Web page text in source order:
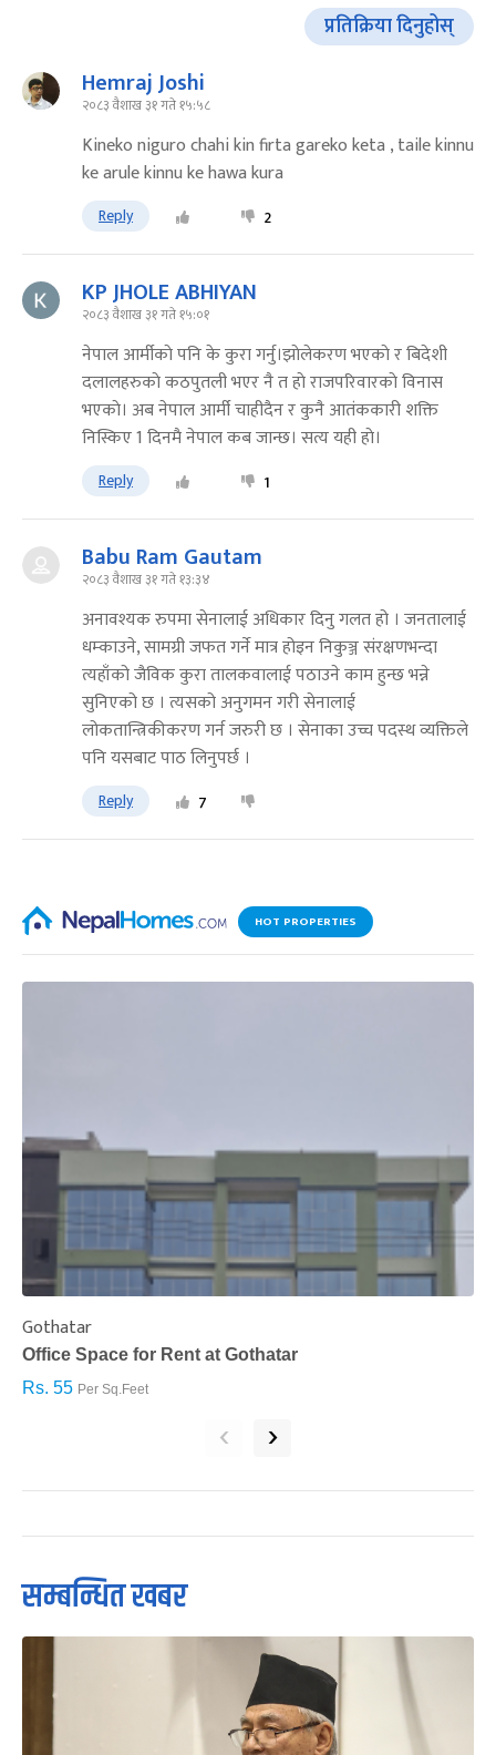
प्रतिक्रिया दिनुहोस्
Hemraj Joshi
२०८३ वैशाख ३१ गते १५:५८
Kineko niguro chahi kin firta gareko keta , taile kinnu
ke arule kinnu ke hawa kura
Reply 2
KP JHOLE ABHIYAN
२०८३ वैशाख ३१ गते १५:०१
नेपाल आर्मीकाे पनि के कुरा गर्नु।झाेलेकरण भएकाे र बिदेशी
दलालहरुकाे कठपुतली भएर नै त हाे राजपरिवारकाे विनास
भएकाे। अब नेपाल आर्मी चाहीदैन र कुनै आतंककारी शक्ति
निस्किए 1 दिनमै नेपाल कब जान्छ। सत्य यही हाे।
Reply 1
Babu Ram Gautam
२०८३ वैशाख ३१ गते १३:३४
अनावश्यक रुपमा सेनालाई अधिकार दिनु गलत हो । जनतालाई
धम्काउने, सामग्री जफत गर्ने मात्र होइन निकुञ्ज संरक्षणभन्दा
त्यहाँको जैविक कुरा तालकवालाई पठाउने काम हुन्छ भन्ने
सुनिएको छ । त्यसको अनुगमन गरी सेनालाई
लोकतान्त्रिकीकरण गर्न जरुरी छ । सेनाका उच्च पदस्थ व्यक्तिले
पनि यसबाट पाठ लिनुपर्छ ।
Reply 7
HOT PROPERTIES
Gothatar
Office Space for Rent at Gothatar
Rs. 55 Per Sq.Feet
‹ ›
सम्बन्धित खबर